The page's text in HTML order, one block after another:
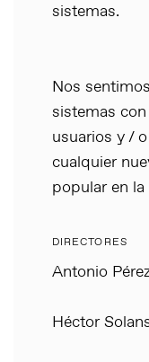
sistemas.
Nos
sistemas
usuarios y /
cualquier
popular en
DIRECTORES
Antonio
Héctor